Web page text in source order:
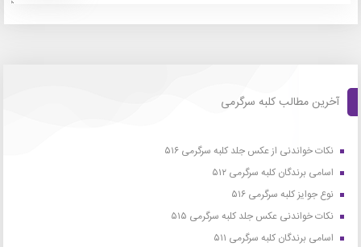
آخرین مطالب کلبه سرگرمی
نکات خواندنی از عکس جلد کلبه سرگرمی ۵۱۶
اسامی برندگان کلبه سرگرمی ۵۱۲
نوع جوایز کلبه سرگرمی ۵۱۶
نکات خواندنی عکس جلد کلبه سرگرمی ۵۱۵
اسامی برندگان کلبه سرگرمی ۵۱۱